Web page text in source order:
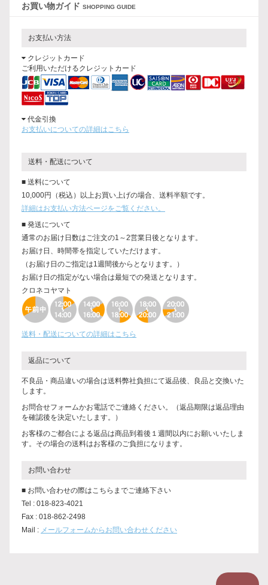
お買い物ガイド SHOPPING GUIDE
お支払い方法
クレジットカード
ご利用いただけるクレジットカード
代金引換
お支払いについての詳細はこちら
送料・配送について
■ 送料について
10,000円（税込）以上お買い上げの場合、送料半額です。
詳細はお支払い方法ページをご覧ください。
■ 発送について
通常のお届け日数はご注文の1～2営業日後となります。
お届け日、時間帯を指定していただけます。
（お届け日のご指定は1週間後からとなります。）
お届け日の指定がない場合は最短での発送となります。
クロネコヤマト
送料・配送についての詳細はこちら
返品について
不良品・商品違いの場合は送料弊社負担にて返品後、良品と交換いた
します。
お問合せフォームかお電話でご連絡ください。（返品期限は返品理由
を確認後を決定いたします。）
お客様のご都合による返品は商品到着後１週間以内にお願いいたしま
す。その場合の送料はお客様のご負担になります。
お問い合わせ
■ お問い合わせの際はこちらまでご連絡下さい
Tel : 018-823-4021
Fax : 018-862-2498
Mail : メールフォームからお問い合わせください